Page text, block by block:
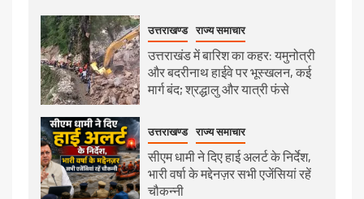
उत्तराखण्ड राज्य समाचार
उत्तराखंड में बारिश का कहर: यमुनोत्री
और बदरीनाथ हाईवे पर भूस्खलन, कई
मार्ग बंद; श्रद्धालु और यात्री फंसे
उत्तराखण्ड राज्य समाचार
सीएम धामी ने दिए हाई अलर्ट के निर्देश,
भारी वर्षा के मद्देनज़र सभी एजेंसियां रहें
चौकन्नी